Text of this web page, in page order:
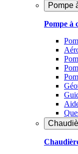
Pompe
Pompe à